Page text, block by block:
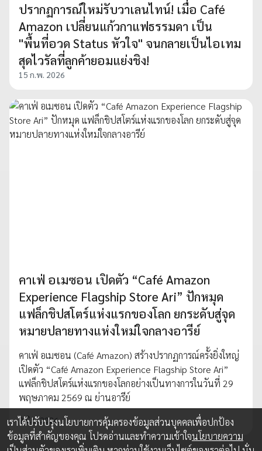
ปรากฏการณ์ใหม่รับวาเลนไทน์! เมื่อ Café
Amazon เปลี่ยนแก้วกาแฟธรรมดา เป็น
"พื้นที่อวด Status หัวใจ" จนกลายเป็นไอเทม
สุดไวรัลที่ลูกค้ายอมแย่งชิง!
15 ก.พ. 2026
คาเฟ่ อเมซอน เปิดตัว “Café Amazon
Experience Flagship Store Ari” ปักหมุด
แฟล็กชิปสโตร์แห่งแรกของโลก ยกระดับสู่จุด
หมายปลายทางแห่งใหม่ใจกลางอารีย์
คาเฟ่ อเมซอน (Café Amazon) สร้างปรากฏการณ์ครั้งยิ่งใหญ่
เปิดตัว “Café Amazon Experience Flagship Store Ari”
แฟล็กชิปสโตร์แห่งแรกของโลกอย่างเป็นทางการในวันที่ 29
พฤษภาคม 2569 ณ ย่านอารีย์
2 มิ.ย. 2026
เราได้ปรับปรุงนโยบายการคุ้มครองข้อมูลส่วนบุคคลเพื่อปกป้อง
ข้อมูลที่สำคัญของคุณ โปรดอ่านและทำความเข้าใจนโยบายความ